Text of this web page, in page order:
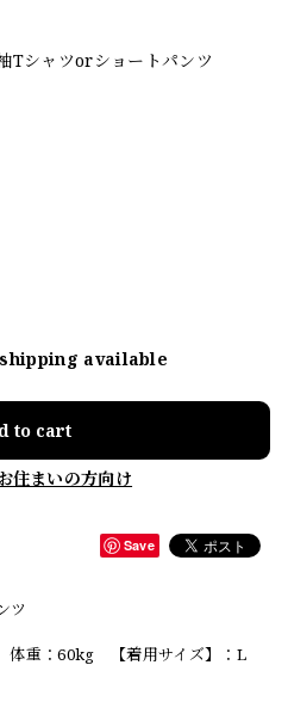
シャツorショートパンツ
available
to cart
住まいの方向け
Save
ツ
重：60kg 【着用サイズ】：L